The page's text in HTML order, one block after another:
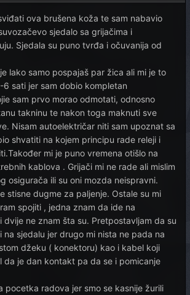
ova brušena koža te sam nabavio
sjedalo sa grijačima i
Sjedala su puno tvrđa i očuvanija od
lako samo pospajaš par žica ali mi je to
sati jer sam dobio kompletan
sam prvo morao odmotati, odnosno
takninu te nakon toga maknuti sve
Nisam autoelektričar niti sam upoznat sa
shvatiti na kojem principu rade releji i
mi je puno vremena otišlo na
kablova . Grijači mi ne rade ali mislim
osigurača ili su oni mozda neispravni.
stisne dugme za paljenje. Ostale su mi
spojiti , jedna znam da ide na
dvije ne znam šta su. Pretpostavljam da su
na sjedalu jer drugo mi nista ne pada na
džeku ( konektoru) kao i kabel koji
da je dan kontakt pa da se i pomicanje
pocetka radova jer smo se kasnije žurili